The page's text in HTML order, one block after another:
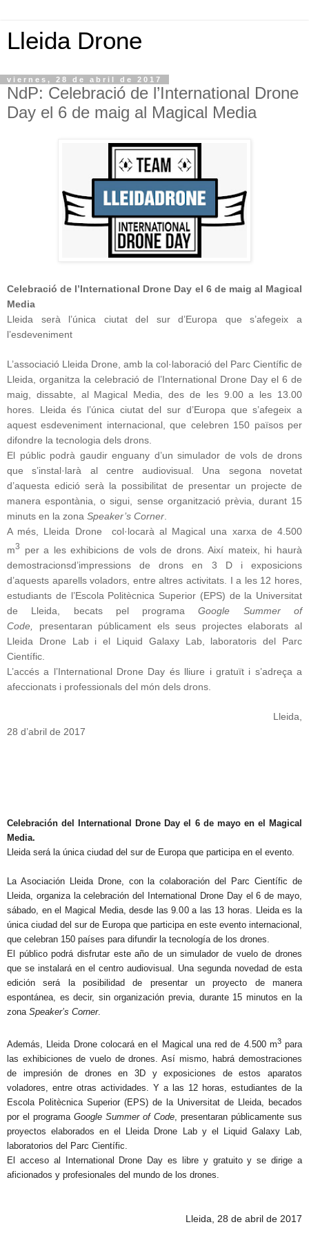
Lleida Drone
viernes, 28 de abril de 2017
NdP: Celebració de l’International Drone
Day el 6 de maig al Magical Media
Celebració de l’International Drone Day el 6 de maig al Magical
Media
Lleida serà l’única ciutat del sur d’Europa que s’afegeix a
l’esdeveniment
L’associació Lleida Drone, amb la col·laboració del Parc Científic de
Lleida, organitza la celebració de l’International Drone Day el 6 de
maig, dissabte, al Magical Media, des de les 9.00 a les 13.00
hores. Lleida és l’única ciutat del sur d’Europa que s’afegeix a
aquest esdeveniment internacional, que celebren 150 països per
difondre la tecnologia dels drons.
El públic podrà gaudir enguany d’un simulador de vols de drons
que s’instal·larà al centre audiovisual. Una segona novetat
d’aquesta edició serà la possibilitat de presentar un projecte de
manera espontània, o sigui, sense organització prèvia, durant 15
minuts en la zona Speaker’s Corner
A més, Lleida Drone col·locarà al Magical una xarxa de 4.500
m3
per a les exhibicions de vols de drons. Així mateix, hi haurà
demostracionsd’impressions de drons en 3 D i exposicions
d’aquests aparells voladors, entre altres activitats. I a les 12 hores,
estudiants de l’Escola Politècnica Superior (EPS) de la Universitat
de Lleida, becats pel programaGoogle Summer of
Code, presentaran públicament els seus projectes elaborats al
Lleida Drone Lab i el Liquid Galaxy Lab, laboratoris del Parc
Científic.
L’accés a l’International Drone Day és lliure i gratuït i s’adreça a
afeccionats i professionals del món dels drons.
Lleida,
28 d’abril de 2017
Celebración del International Drone Day el 6 de mayo en el Magical
Media.
Lleida será la única ciudad del sur de Europa que participa en el evento.
La Asociación Lleida Drone, con la colaboración del Parc Científic de
Lleida, organiza la celebración del International Drone Day el 6 de mayo,
sábado, en el Magical Media, desde las 9.00 a las 13 horas. Lleida es la
única ciudad del sur de Europa que participa en este evento internacional,
que celebran 150 países para difundir la tecnología de los drones.
El público podrá disfrutar este año de un simulador de vuelo de drones
que se instalará en el centro audiovisual. Una segunda novedad de esta
edición será la posibilidad de presentar un proyecto de manera
espontánea, es decir, sin organización previa, durante 15 minutos en la
zona Speaker’s Corner.
Además, Lleida Drone colocará en el Magical una red de 4.500 m3para
las exhibiciones de vuelo de drones. Así mismo, habrá demostraciones
de impresión de drones en 3D y exposiciones de estos aparatos
voladores, entre otras actividades. Y a las 12 horas, estudiantes de la
Escola Politècnica Superior (EPS) de la Universitat de Lleida, becados
por el programa Google Summer of Code , presentaran públicamente sus
proyectos elaborados en el Lleida Drone Lab y el Liquid Galaxy Lab,
laboratorios del Parc Científic.
El acceso al International Drone Day es libre y gratuito y se dirige a
aficionados y profesionales del mundo de los drones.
Lleida, 28 de abril de 2017